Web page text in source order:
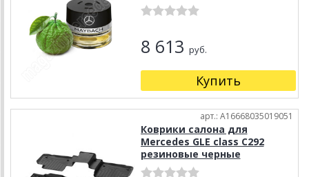
8 613 руб.
Купить
арт.: A16668035019051
Коврики салона для
Mercedes GLE class C292
резиновые черные